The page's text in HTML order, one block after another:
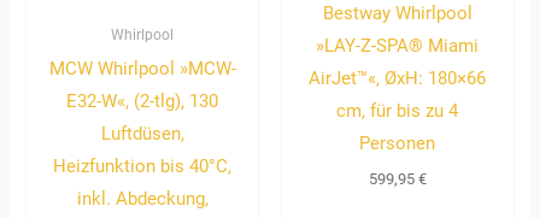
Whirlpool
MCW Whirlpool »MCW-
E32-W«, (2-tlg), 130
Luftdüsen,
Heizfunktion bis 40°C,
inkl. Abdeckung,
Bestway Whirlpool
»LAY-Z-SPA® Miami
AirJet™«, ØxH: 180×66
cm, für bis zu 4
Personen
599,95 €